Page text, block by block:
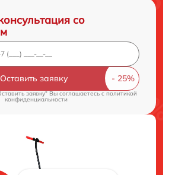
со
Оставить заявку
заявку" Вы соглашаетесь cполитикой
конфиденциальности